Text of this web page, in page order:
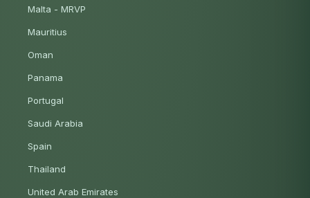
Malta - MRVP
Mauritius
Oman
Panama
Portugal
Saudi Arabia
Spain
Thailand
United Arab Emirates